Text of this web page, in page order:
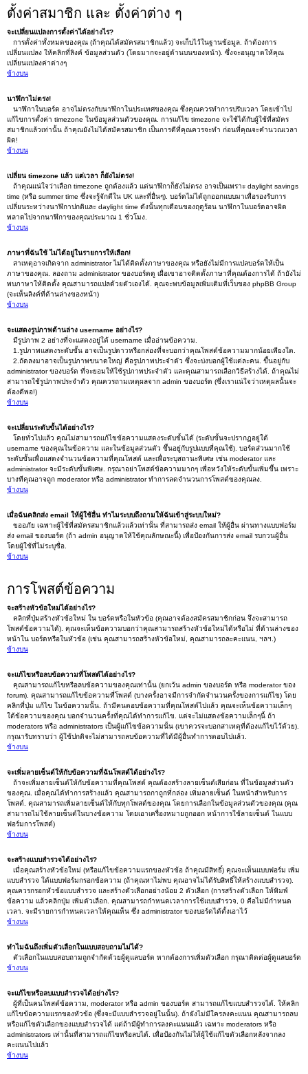
ตั้งค่าสมาชิก และ ตั้งค่าต่าง ๆ
จะเปลี่ยนแปลงการตั้งค่าได้อย่างไร?
การตั้งค่าทั้งหมดของคุณ (ถ้าคุณได้สมัครสมาชิกแล้ว) จะเก็บไว้ในฐานข้อมูล. ถ้าต้องการ
เปลี่ยนแปลง ให้คลิกที่ลิงค์ ข้อมูลส่วนตัว (โดยมากจะอยู่ด้านบนของหน้า). ซึ่งจะอนุญาตให้คุณ
เปลี่ยนแปลงค่าต่างๆ
ข้างบน
นาฬิกาไม่ตรง!
นาฬิกาในบอร์ด อาจไม่ตรงกับนาฬิกาในประเทศของคุณ ซึ่งคุณควรทำการปรับเวลา โดยเข้าไป
แก้ไขการตั้งค่า timezone ในข้อมูลส่วนตัวของคุณ. การแก้ไข timezone จะใช้ได้กับผู้ใช้ที่สมัคร
สมาชิกแล้วเท่านั้น ถ้าคุณยังไม่ได้สมัครสมาชิก เป็นการดีที่คุณควรจะทำ ก่อนที่คุณจะคำนวณเวลา
ผิด!
ข้างบน
เปลี่ยน timezone แล้ว แต่เวลา ก็ยังไม่ตรง!
ถ้าคุณแน่ใจว่าเลือก timezone ถูกต้องแล้ว แต่นาฬิกาก็ยังไม่ตรง อาจเป็นเพราะ daylight savings
time (หรือ summer time ซึ่งจะรู้จักดีใน UK และที่อื่นๆ). บอร์ดไม่ได้ถูกออกแบบมาเพื่อรองรับการ
เปลี่ยนระหว่างนาฬิกาปกติและ daylight time ดังนั้นทุกเดือนของฤดูร้อน นาฬิกาในบอร์ดอาจผิด
พลาดไปจากนาฬิกาของคุณประมาณ 1 ชั่วโมง.
ข้างบน
ภาษาที่ฉันใช้ ไม่ได้อยู่ในรายการให้เลือก!
สาเหตุอาจเกิดจาก administrator ไม่ได้ติดตั้งภาษาของคุณ หรือยังไม่มีการแปลบอร์ดให้เป็น
ภาษาของคุณ. ลองถาม administrator ของบอร์ดดู เผื่อเขาอาจติดตั้งภาษาที่คุณต้องการได้ ถ้ายังไม่
พบภาษาให้ติดตั้ง คุณสามารถแปลด้วยตัวเองได้. คุณจะพบข้อมูลเพิ่มเติมที่เว็บของ phpBB Group
(จะเห็นลิงค์ที่ด้านล่างของหน้า)
ข้างบน
จะแสดงรูปภาพด้านล่าง username อย่างไร?
มีรูปภาพ 2 อย่างที่จะแสดงอยู่ใต้ username เมื่ออ่านข้อความ.
1.รูปภาพแสดงระดับขั้น อาจเป็นรูปดาวหรือกล่องที่จะบอกว่าคุณโพสต์ข้อความมากน้อยเพียงใด.
2.ถัดลงมาอาจเป็นรูปภาพขนาดใหญ่ คือรูปภาพประจำตัว ซึ่งจะบ่งบอกผู้ใช้แต่ละคน. ขึ้นอยู่กับ
administrator ของบอร์ด ที่จะยอมให้ใช้รูปภาพประจำตัว และคุณสามารถเลือกวิธีสร้างได้. ถ้าคุณไม่
สามารถใช้รูปภาพประจำตัว คุณควรถามเหตุผลจาก admin ของบอร์ด (ซึ่งเราแน่ใจว่าเหตุผลนั้นจะ
ต้องดีพอ!)
ข้างบน
จะเปลี่ยนระดับขั้นได้อย่างไร?
โดยทั่วไปแล้ว คุณไม่สามารถแก้ไขข้อความแสดงระดับขั้นได้ (ระดับขั้นจะปรากฏอยู่ใต้
username ของคุณในข้อความ และในข้อมูลส่วนตัว ขึ้นอยู่กับรูปแบบที่คุณใช้). บอร์ดส่วนมากใช้
ระดับขั้นเพื่อแสดงจำนวนข้อความที่คุณโพสต์ และเพื่อระบุสถานะพิเศษ เช่น moderator และ
administrator จะมีระดับขั้นพิเศษ. กรุณาอย่าโพสต์ข้อความมากๆ เพื่อหวังให้ระดับขั้นเพิ่มขึ้น เพราะ
บางทีคุณอาจถูก moderator หรือ administrator ทำการลดจำนวนการโพสต์ของคุณลง.
ข้างบน
เมื่อฉันคลิกส่ง email ให้ผู้ใช้อื่น ทำไมระบบถึงถามให้ฉันเข้าสู่ระบบใหม่?
ขออภัย เฉพาะผู้ใช้ที่สมัครสมาชิกแล้วแล้วเท่านั้น ที่สามารถส่ง email ให้ผู้อื่น ผ่านทางแบบฟอร์ม
ส่ง email ของบอร์ด (ถ้า admin อนุญาตให้ใช้คุณลักษณะนี้) เพื่อป้องกันการส่ง email รบกวนผู้อื่น
โดยผู้ใช้ที่ไม่ระบุชื่อ.
ข้างบน
การโพสต์ข้อความ
จะสร้างหัวข้อใหม่ได้อย่างไร?
คลิกที่ปุ่มสร้างหัวข้อใหม่ ใน บอร์ดหรือในหัวข้อ (คุณอาจต้องสมัครสมาชิกก่อน จึงจะสามารถ
โพสต์ข้อความได้). คุณจะเห็นข้อความบอกว่าคุณสามารถสร้างหัวข้อใหม่ได้หรือไม่ ที่ด้านล่างของ
หน้าใน บอร์ดหรือในหัวข้อ (เช่น คุณสามารถสร้างหัวข้อใหม่, คุณสามารถละคะแนน, ฯลฯ.)
ข้างบน
จะแก้ไขหรือลบข้อความที่โพสต์ได้อย่างไร?
คุณสามารถแก้ไขหรือลบข้อความของคุณเท่านั้น (ยกเว้น admin ของบอร์ด หรือ moderator ของ
forum). คุณสามารถแก้ไขข้อความที่โพสต์ (บางครั้งอาจมีการจำกัดจำนวนครั้งของการแก้ไข) โดย
คลิกที่ปุ่ม แก้ไข ในข้อความนั้น. ถ้ามีคนตอบข้อความที่คุณโพสต์ไปแล้ว คุณจะเห็นข้อความเล็กๆ
ใต้ข้อความของคุณ บอกจำนวนครั้งที่คุณได้ทำการแก้ไข. แต่จะไม่แสดงข้อความเล็กๆนี้ ถ้า
moderators หรือ administrators เป็นผู้แก้ไขข้อความนั้น (เขาควรจะบอกสาเหตุที่ต้องแก้ไขไว้ด้วย).
กรุณารับทราบว่า ผู้ใช้ปกติจะไม่สามารถลบข้อความที่ได้มีผู้อื่นทำการตอบไปแล้ว.
ข้างบน
จะเพิ่มลายเซ็นต์ให้กับข้อความที่ฉันโพสต์ได้อย่างไร?
ถ้าจะเพิ่มลายเซ็นต์ให้กับข้อความที่คุณโพสต์ คุณต้องสร้างลายเซ็นต์เสียก่อน ที่ในข้อมูลส่วนตัว
ของคุณ. เมื่อคุณได้ทำการสร้างแล้ว คุณสามารถกาถูกที่กล่อง เพิ่มลายเซ็นต์ ในหน้าสำหรับการ
โพสต์. คุณสามารถเพิ่มลายเซ็นต์ให้กับทุกโพสต์ของคุณ โดยการเลือกในข้อมูลส่วนตัวของคุณ (คุณ
สามารถไม่ใช้ลายเซ็นต์ในบางข้อความ โดยเอาเครื่องหมายถูกออก หน้าการใช้ลายเซ็นต์ ในแบบ
ฟอร์มการโพสต์)
ข้างบน
จะสร้างแบบสำรวจได้อย่างไร?
เมื่อคุณสร้างหัวข้อใหม่ (หรือแก้ไขข้อความแรกของหัวข้อ ถ้าคุณมีสิทธิ์) คุณจะเห็นแบบฟอร์ม เพิ่ม
แบบสำรวจ ใต้แบบฟอร์มกรอกข้อความ (ถ้าคุณหาไม่พบ คุณอาจไม่ได้รับสิทธิ์ให้สร้างแบบสำรวจ).
คุณควรกรอกหัวข้อแบบสำรวจ และสร้างตัวเลือกอย่างน้อย 2 ตัวเลือก (การสร้างตัวเลือก ให้พิมพ์
ข้อความ แล้วคลิกปุ่ม เพิ่มตัวเลือก. คุณสามารถกำหนดเวลาการใช้แบบสำรวจ, 0 คือไม่มีกำหนด
เวลา. จะมีรายการกำหนดเวลาให้คุณเห็น ซึ่ง administrator ของบอร์ดได้ตั้งเอาไว้
ข้างบน
ทำไมฉันถึงเพิ่มตัวเลือกในแบบสอบถามไม่ได้?
ตัวเลือกในแบบสอบถามถูกจำกัดด้วยผู้ดูแลบอร์ด หากต้องการเพิ่มตัวเลือก กรุณาติดต่อผู้ดูแลบอร์ด
ข้างบน
จะแก้ไขหรือลบแบบสำรวจได้อย่างไร?
ผู้ที่เป็นคนโพสต์ข้อความ, moderator หรือ admin ของบอร์ด สามารถแก้ไขแบบสำรวจได้. ให้คลิก
แก้ไขข้อความแรกของหัวข้อ (ซึ่งจะมีแบบสำรวจอยู่ในนั้น). ถ้ายังไม่มีใครลงคะแนน คุณสามารถลบ
หรือแก้ไขตัวเลือกของแบบสำรวจได้ แต่ถ้ามีผู้ทำการลงคะแนนแล้ว เฉพาะ moderators หรือ
administrators เท่านั้นที่สามารถแก้ไขหรือลบได้. เพื่อป้องกันไม่ให้ผู้ใช้แก้ไขตัวเลือกหลังจากลง
คะแนนไปแล้ว
ข้างบน